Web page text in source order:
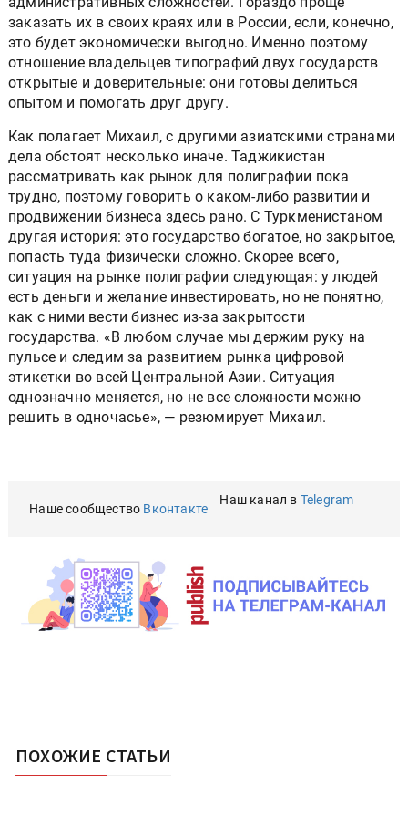
заказать их в своих краях или в России, если, конечно,
это будет экономически выгодно. Именно поэтому
отношение владельцев типографий двух государств
открытые и доверительные: они готовы делиться
опытом и помогать друг другу.
Как полагает Михаил, с другими азиатскими странами
дела обстоят несколько иначе. Таджикистан
рассматривать как рынок для полиграфии пока
трудно, поэтому говорить о каком-либо развитии и
продвижении бизнеса здесь рано. С Туркменистаном
другая история: это государство богатое, но закрытое,
попасть туда физически сложно. Скорее всего,
ситуация на рынке полиграфии следующая: у людей
есть деньги и желание инвестировать, но не понятно,
как с ними вести бизнес из-за закрытости
государства. «В любом случае мы держим руку на
пульсе и следим за развитием рынка цифровой
этикетки во всей Центральной Азии. Ситуация
однозначно меняется, но не все сложности можно
решить в одночасье», — резюмирует Михаил.
Наше сообщество Вконтакте
Наш канал в Telegram
ПОХОЖИЕ СТАТЬИ